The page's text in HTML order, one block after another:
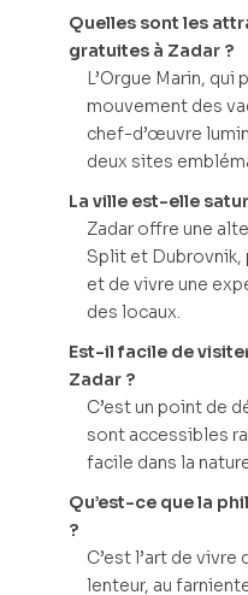
Quelles sont les
gratuites à Zadar ?
L’Orgue Marin,
mouvement des
chef-d’œuvre
deux sites
La ville est-elle
Zadar offre une
Split et
et de vivre une
des locaux.
Est-il facile de
Zadar ?
C’est un point de
sont accessibles
facile dans la
Qu’est-ce que la
?
C’est l’art de
lenteur, au